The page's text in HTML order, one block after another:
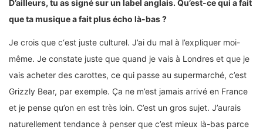
D’ailleurs, tu as signé sur un label anglais. Qu’est-ce qui a fait
que ta musique a fait plus écho là-bas ?
Je crois que c‘est juste culturel. J’ai du mal à l’expliquer moi-
même. Je constate juste que quand je vais à Londres et que je
vais acheter des carottes, ce qui passe au supermarché, c’est
Grizzly Bear, par exemple. Ça ne m’est jamais arrivé en France
et je pense qu’on en est très loin. C’est un gros sujet. J’aurais
naturellement tendance à penser que c’est mieux là-bas parce